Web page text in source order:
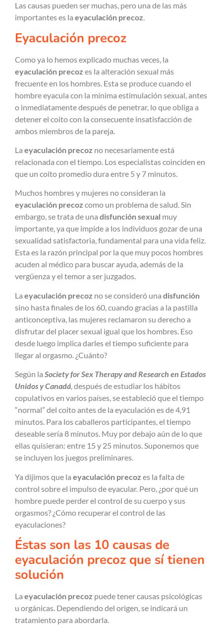
Las causas pueden ser muchas, pero una de las más
importantes es la eyaculación precoz.
Eyaculación precoz
Como ya lo hemos explicado muchas veces, la
eyaculación precoz es la alteración sexual más
frecuente en los hombres. Esta se produce cuando el
hombre eyacula con la mínima estimulación sexual, antes
o inmediatamente después de penetrar, lo que obliga a
detener el coito con la consecuente insatisfacción de
ambos miembros de la pareja.
La eyaculación precoz no necesariamente está
relacionada con el tiempo. Los especialistas coinciden en
que un coito promedio dura entre 5 y 7 minutos.
Muchos hombres y mujeres no consideran la
eyaculación precoz como un problema de salud. Sin
embargo, se trata de una disfunción sexual muy
importante, ya que impide a los individuos gozar de una
sexualidad satisfactoria, fundamental para una vida feliz.
Esta es la razón principal por la que muy pocos hombres
acuden al médico para buscar ayuda, además de la
vergüenza y el temor a ser juzgados.
La eyaculación precoz no se consideró una disfunción
sino hasta finales de los 60, cuando gracias a la pastilla
anticonceptiva, las mujeres reclamaron su derecho a
disfrutar del placer sexual igual que los hombres. Eso
desde luego implica darles el tiempo suficiente para
llegar al orgasmo. ¿Cuánto?
Según la Society for Sex Therapy and Research en Estados
Unidos y Canadá, después de estudiar los hábitos
copulativos en varios países, se estableció que el tiempo
“normal” del coito antes de la eyaculación es de 4,91
minutos. Para los caballeros participantes, el tiempo
deseable sería 8 minutos. Muy por debajo aún de lo que
ellas quisieran: entre 15 y 25 minutos. Suponemos que
se incluyen los juegos preliminares.
Ya dijimos que la eyaculación precoz es la falta de
control sobre el impulso de eyacular. Pero, ¿por qué un
hombre puede perder el control de su cuerpo y sus
orgasmos? ¿Cómo recuperar el control de las
eyaculaciones?
Éstas son las 10 causas de
eyaculación precoz que sí tienen
solución
La eyaculación precoz puede tener causas psicológicas
u orgánicas. Dependiendo del origen, se indicará un
tratamiento para abordarla.